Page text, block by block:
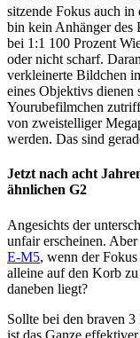
sitzende Fokus auch
bin kein Anhänger des
bei 1:1 100 Prozent
oder nicht scharf.
verkleinerte Bildchen
eines Objektivs dienen
Yourubefilmchen
von zweistelliger
werden. Das sind
Jetzt nach acht
ähnlichen G2
Angesichts der
unfair erscheinen.
E-M5, wenn der
alleine auf den Korb
daneben liegt?
Sollte bei den braven
ist das Ganze